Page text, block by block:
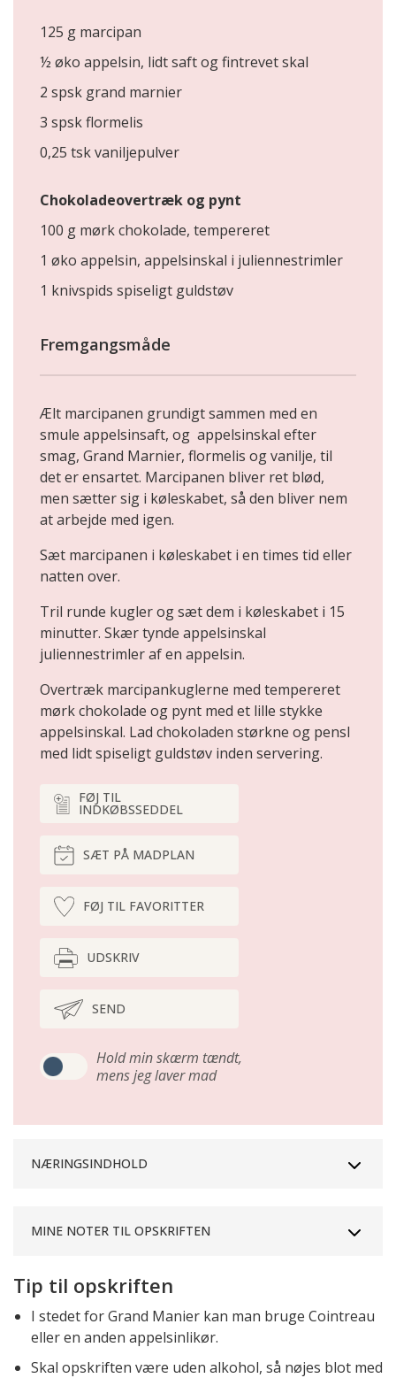
125 g marcipan
½ øko appelsin, lidt saft og fintrevet skal
2 spsk grand marnier
3 spsk flormelis
0,25 tsk vaniljepulver
Chokoladeovertræk og pynt
100 g mørk chokolade, tempereret
1 øko appelsin, appelsinskal i juliennestrimler
1 knivspids spiseligt guldstøv
Fremgangsmåde
Ælt marcipanen grundigt sammen med en
smule appelsinsaft, og appelsinskal efter
smag, Grand Marnier, flormelis og vanilje, til
det er ensartet. Marcipanen bliver ret blød,
men sætter sig i køleskabet, så den bliver nem
at arbejde med igen.
Sæt marcipanen i køleskabet i en times tid eller
natten over.
Tril runde kugler og sæt dem i køleskabet i 15
minutter. Skær tynde appelsinskal
juliennestrimler af en appelsin.
Overtræk marcipankuglerne med tempereret
mørk chokolade og pynt med et lille stykke
appelsinskal. Lad chokoladen størkne og pensl
med lidt spiseligt guldstøv inden servering.
FØJ TIL
INDKØBSSEDDEL
SÆT PÅ MADPLAN
FØJ TIL FAVORITTER
UDSKRIV
SEND
Hold min skærm tændt,
mens jeg laver mad
NÆRINGSINDHOLD
MINE NOTER TIL OPSKRIFTEN
Tip til opskriften
I stedet for Grand Manier kan man bruge Cointreau
eller en anden appelsinlikør.
Skal opskriften være uden alkohol, så nøjes blot med